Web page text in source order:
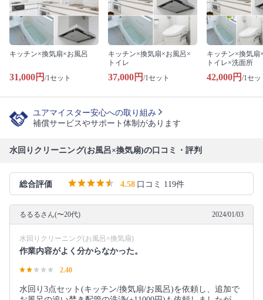
キッチン×換気扇×お風呂
31,000円 /1セット
キッチン×換気扇×お風呂×
トイレ
37,000円 /1セット
キッチン×換気扇
トイレ×洗面所
42,000円 /1セッ
ユアマイスター安心への取り組み
補償サービスやサポート体制があります
水回りクリーニング(お風呂×換気扇)の口コミ・評判
総合評価 4.58 口コミ 119件
るるるさん(〜20代) 2024/01/03
水回りクリーニング(お風呂×換気扇)
作業内容がよく分からなかった。
2.40
水回り3点セット(キッチン/換気扇/お風呂)を依頼し、追加で